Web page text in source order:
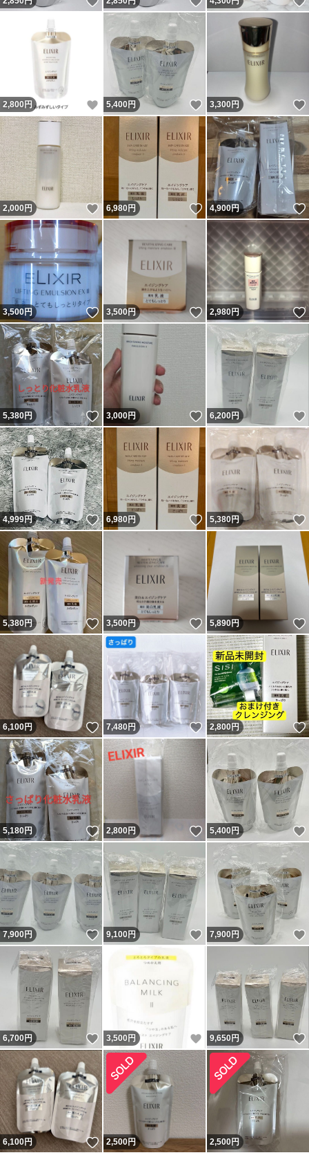
2,800 円 いいね！
5,400円 いいね！
3,300円
2,000円 いいね！
6,980円 いいね！
4,900円
3,500円 いいね！
3,500円 いいね！
2,980円
5,380円 いいね！
3,000円 いいね！
6,200円
4,999円 いいね！
6,980円 いいね！
5,380円
5,380円 いいね！
3,500円 いいね！
5,890円
6,100円 いいね！
7,480円 いいね！
2,800円
5,180円 いいね！
2,800円 いいね！
5,400円
7,900円 いいね！
9,100円 いいね！
7,900円
6,700円 いいね！
3,500 円 いいね！
9,650円
6,100円 いいね！
2,500円 2,500円